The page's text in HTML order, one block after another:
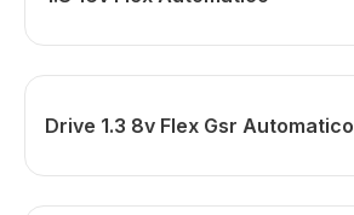
Drive 1.3 8v Flex Gsr Automatico